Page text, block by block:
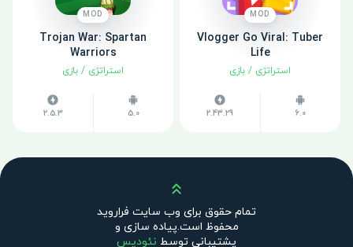
MOD
Vlogger Go Viral: Tuber
Life
استراتژی / بازی
6.0
2.43.29
MOD
Trojan War: Spartan
Warriors
استراتژی / بازی
5.0
2.5.3
بالا
تمام حقوق برای وب سایت فراروید
محفوظ است.پیاده سازی و
پشتیبانی توسط نئودیس